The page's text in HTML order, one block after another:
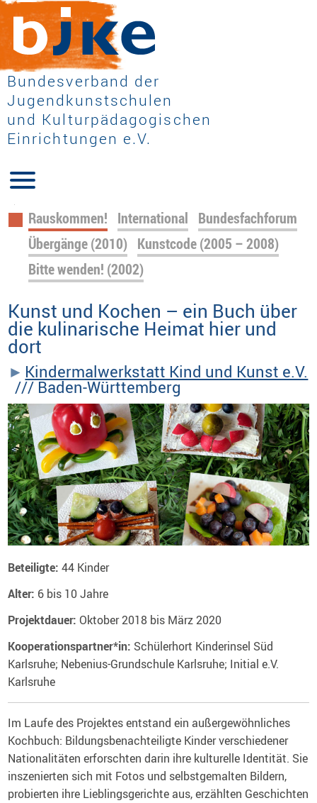
Bundesverband der
Jugendkunstschulen
und Kulturpädagogischen
Einrichtungen e.V.
Navigation
überspringen
Rauskommen! International Bundesfachforum
Übergänge (2010) Kunstcode (2005 – 2008)
Bitte wenden! (2002)
Kunst und Kochen – ein Buch über
die kulinarische Heimat hier und
dort
Kindermalwerkstatt Kind und Kunst e.V.
/// Baden-Württemberg
Beteiligte:44 Kinder
Alter: 6 bis 10 Jahre
Projektdauer: Oktober 2018 bis März 2020
Kooperationspartner*in: Schülerhort Kinderinsel Süd
Karlsruhe; Nebenius-Grundschule Karlsruhe; Initial e.V.
Karlsruhe
Im Laufe des Projektes entstand ein außergewöhnliches
Kochbuch: Bildungsbenachteiligte Kinder verschiedener
Nationalitäten erforschten darin ihre kulturelle Identität. Sie
inszenierten sich mit Fotos und selbstgemalten Bildern,
probierten ihre Lieblingsgerichte aus, erzählten Geschichten